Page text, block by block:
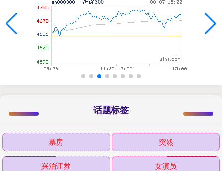
话题标签
票房 突然
兴泊证券 女演员